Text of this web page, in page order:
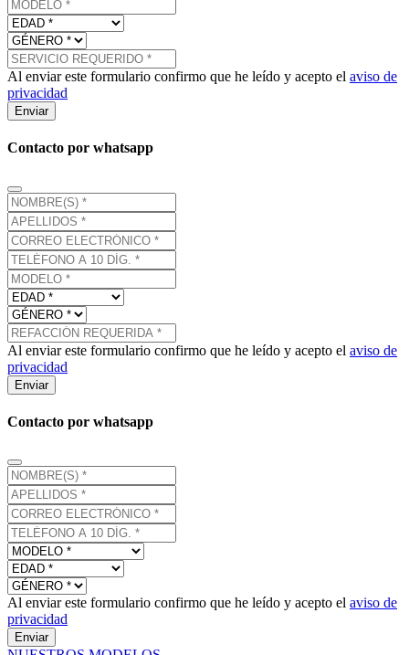
Al enviar este formulario confirmo que he leído y acepto el aviso de
privacidad
Enviar
Contacto por whatsapp
Al enviar este formulario confirmo que he leído y acepto el aviso de
privacidad
Enviar
Contacto por whatsapp
Al enviar este formulario confirmo que he leído y acepto el aviso de
privacidad
Enviar